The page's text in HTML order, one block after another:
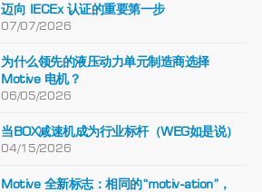
迈向 IECEx 认证的重要第一步
07/07/2026
为什么领先的液压动力单元制造商选择
Motive 电机？
06/05/2026
当BOX减速机成为行业标杆（WEG如是说）
04/15/2026
Motive 全新标志：相同的“motiv-ation”，